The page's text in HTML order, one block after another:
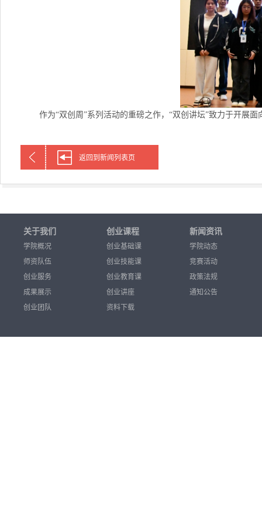
作为“双创周”系列活动的重磅之作，“双创讲坛”致力于开展
返回到新闻列表页
关于我们 创业课程 新闻资讯
学院概况 创业基础课
学院动态
师资队伍
创业技能课
竞赛活动
创业服务
创业教育课
政策法规
成果展示
创业讲座
通知公告
创业团队
资料下载